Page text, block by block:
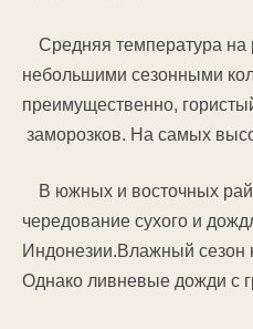
Средняя температура на
небольшими сезонными
преимущественно,
заморозков. На самых
В южных и восточных
чередование сухого и
Индонезии.Влажный сезон
Однако ливневые дожди с